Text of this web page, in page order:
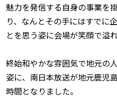
魅力を発信する自身の事業を
り、なんとその手にはすでに
とを思う姿に会場が笑顔で溢
終始和やかな雰囲気で地元の
姿に、南日本放送が地元鹿児
時間となりました。